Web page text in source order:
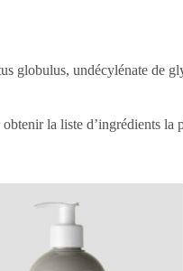
globulus, undécylénate de
la liste d’ingrédients la